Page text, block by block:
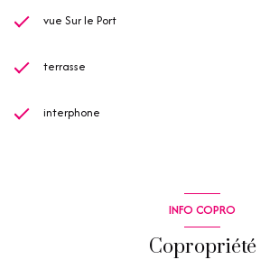
vue Sur le Port
terrasse
interphone
INFO COPRO
Copropriété